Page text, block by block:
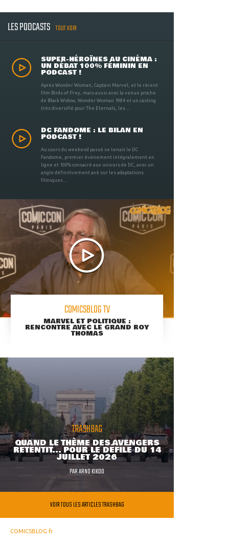
LES PODCASTS TOUT VOIR
SUPER-HÉROÏNES AU CINÉMA :
UN DÉBAT 100% FÉMININ EN
PODCAST !
Après Wonder Woman, Captain Marvel, et le récent
film Birds of Prey, mais aussi avec la venue proche
de Black Widow, Wonder Woman 1984 et un casting
très diversifié pour The Eternals, les ...
DC FANDOME : LE BILAN EN
PODCAST !
Au cours du weekend passé se tenait le DC
Fandome, premier évènement intégralement en
ligne et 100% consacré aux univers de DC, avec un
angle définitivement axé sur les adaptations
filmiques ...
COMICSBLOG TV
MARVEL ET POLITIQUE :
RENCONTRE AVEC LE GRAND ROY
THOMAS
TRASHBAG
QUAND LE THÈME DES AVENGERS
RETENTIT... POUR LE DÉFILÉ DU 14
JUILLET 2026
PARARNO KIKOO
VOIR TOUS LES ARTICLES TRASHBAG
COMICSBLOG.fr